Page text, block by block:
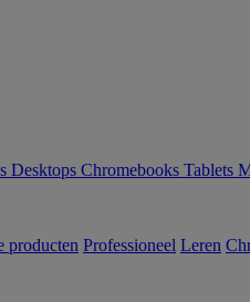
Desktops Chromebooks Tablets
producten Professioneel Leren